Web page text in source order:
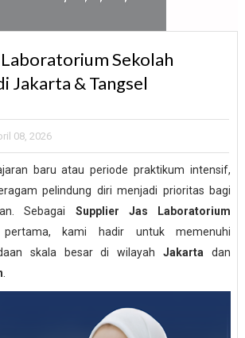
Sekolah
Jakarta & Tangsel
08, 2026
baru atau periode praktikum intensif,
pelindung diri menjadi prioritas bagi
Sebagai Supplier Jas Laboratorium
kami hadir untuk memenuhi
skala besar di wilayahJakarta dan